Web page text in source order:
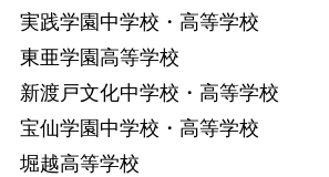
実践学園中学校・高等学校
東亜学園高等学校
新渡戸文化中学校・高等学校
宝仙学園中学校・高等学校
堀越高等学校